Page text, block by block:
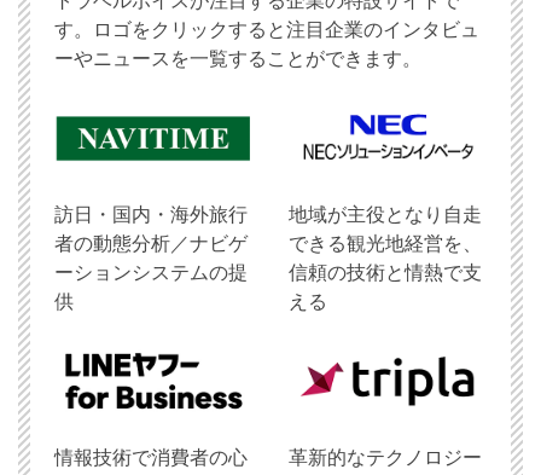
す。ロゴをクリックすると注目企業のインタビュ
ーやニュースを一覧することができます。
訪日・国内・海外旅行
者の動態分析／ナビゲ
ーションシステムの提
供
地域が主役となり自走
できる観光地経営を、
信頼の技術と情熱で支
える
情報技術で消費者の心
革新的なテクノロジー